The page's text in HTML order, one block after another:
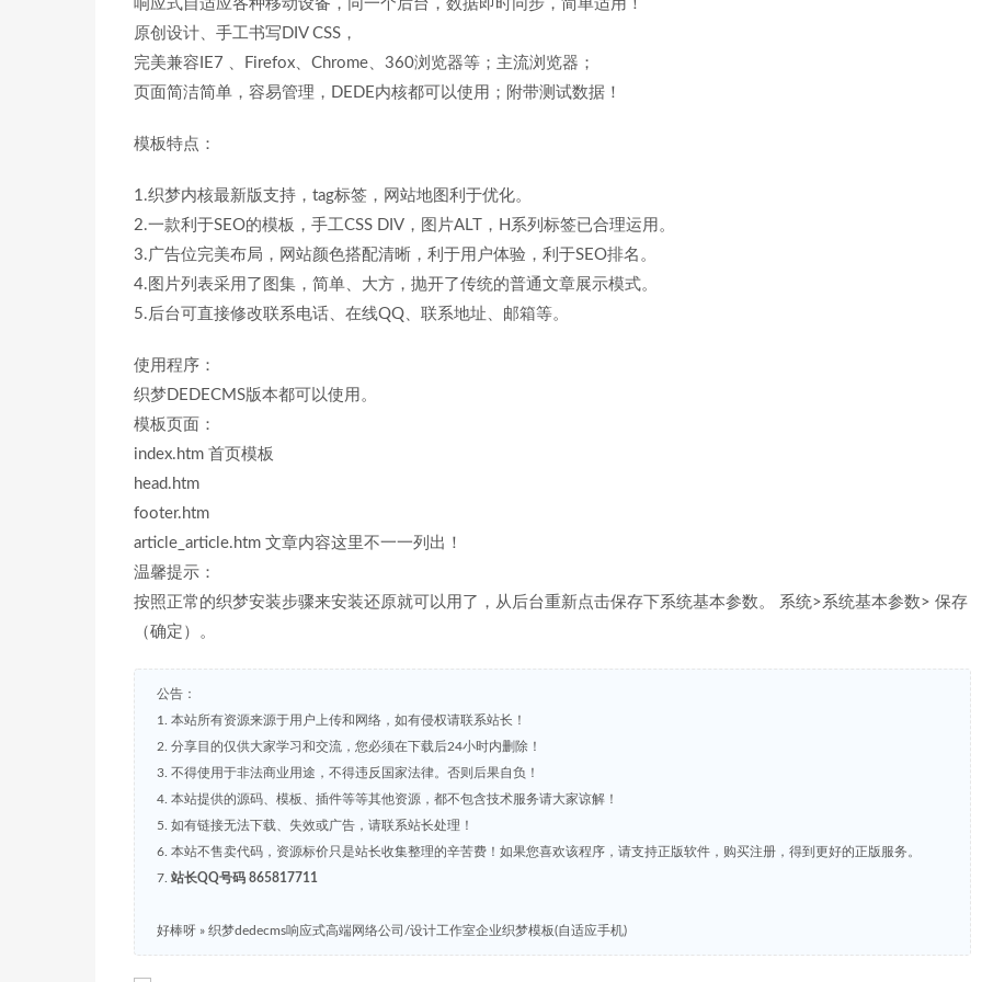
响应式自适应各种移动设备，同一个后台，数据即时同步，简单适用！
原创设计、手工书写DIV CSS，
完美兼容IE7 、Firefox、Chrome、360浏览器等；主流浏览器；
页面简洁简单，容易管理，DEDE内核都可以使用；附带测试数据！
模板特点：
1.织梦内核最新版支持，tag标签，网站地图利于优化。
2.一款利于SEO的模板，手工CSS DIV，图片ALT，H系列标签已合理运用。
3.广告位完美布局，网站颜色搭配清晰，利于用户体验，利于SEO排名。
4.图片列表采用了图集，简单、大方，抛开了传统的普通文章展示模式。
5.后台可直接修改联系电话、在线QQ、联系地址、邮箱等。
使用程序：
织梦DEDECMS版本都可以使用。
模板页面：
index.htm 首页模板
head.htm
footer.htm
article_article.htm 文章内容这里不一一列出！
温馨提示：
按照正常的织梦安装步骤来安装还原就可以用了，从后台重新点击保存下系统基本参数。 系统>系统基本参数> 保存
（确定）。
公告：
1. 本站所有资源来源于用户上传和网络，如有侵权请联系站长！
2. 分享目的仅供大家学习和交流，您必须在下载后24小时内删除！
3. 不得使用于非法商业用途，不得违反国家法律。否则后果自负！
4. 本站提供的源码、模板、插件等等其他资源，都不包含技术服务请大家谅解！
5. 如有链接无法下载、失效或广告，请联系站长处理！
6. 本站不售卖代码，资源标价只是站长收集整理的辛苦费！如果您喜欢该程序，请支持正版软件，购买注册，得到更好的正版服务。
7. 站长QQ号码 865817711
好棒呀 » 织梦dedecms响应式高端网络公司/设计工作室企业织梦模板(自适应手机)